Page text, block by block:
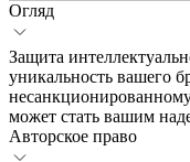
Огляд
Защита
уникальность вашего
может стать вашим
Авторское право